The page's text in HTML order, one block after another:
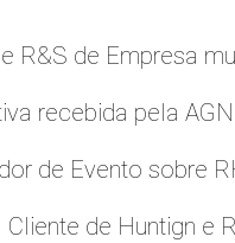
R&S de Empresa
recebida pela
de Evento sobre
Cliente de Huntign e